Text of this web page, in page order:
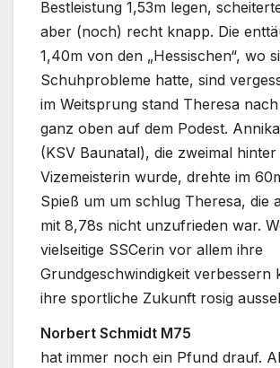
Bestleistung 1,53m legen,
aber (noch) recht knapp. Die
1,40m von den „Hessischen“, wo
Schuhprobleme hatte, sind
im Weitsprung stand Theresa
ganz oben auf dem Podest.
(KSV Baunatal), die zweimal
Vizemeisterin wurde, drehte im
Spieß um um schlug Theresa, die
mit 8,78s nicht unzufrieden war.
vielseitige SSCerin vor allem ihre
Grundgeschwindigkeit verbessern
ihre sportliche Zukunft rosig
Norbert Schmidt M75
hat immer noch ein Pfund drauf.